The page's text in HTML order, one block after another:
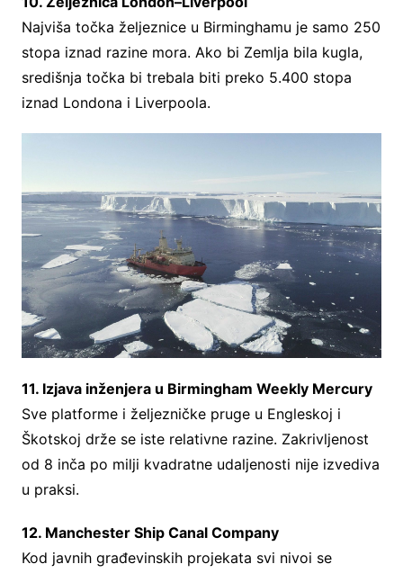
Najviša točka željeznice u Birminghamu je samo 250
stopa iznad razine mora. Ako bi Zemlja bila kugla,
središnja točka bi trebala biti preko 5.400 stopa
iznad Londona i Liverpoola.
11. Izjava inženjera u Birmingham Weekly Mercury
Sve platforme i željezničke pruge u Engleskoj i
Škotskoj drže se iste relativne razine. Zakrivljenost
od 8 inča po milji kvadratne udaljenosti nije izvediva
u praksi.
12. Manchester Ship Canal Company
Kod javnih građevinskih projekata svi nivoi se